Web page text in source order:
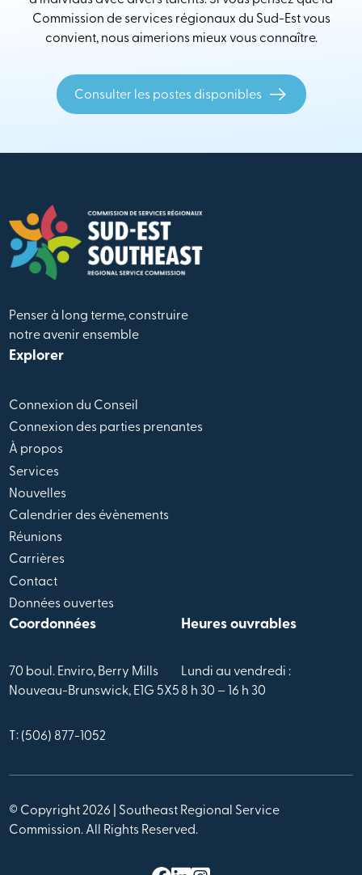
Commission de services régionaux du Sud-Est vous
convient, nous aimerions mieux vous connaître.
Consulter les postes disponibles
Penser à long terme, construire
notre avenir ensemble
Explorer
Connexion du Conseil
Connexion des parties prenantes
À propos
Services
Nouvelles
Calendrier des évènements
Réunions
Carrières
Contact
Données ouvertes
Coordonnées
70 boul. Enviro, Berry Mills
Nouveau-Brunswick, E1G 5X5
T: (506) 877-1052
Heures ouvrables
Lundi au vendredi :
8 h 30 – 16 h 30
© Copyright 2026 | Southeast Regional Service
Commission. All Rights Reserved.